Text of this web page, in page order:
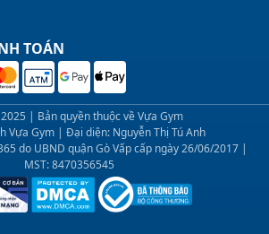
TOÁN
| Bản quyền thuộc về Vựa Gym
Vựa Gym | Đại diện: Nguyễn Thị Tú Anh
do UBND quận Gò Vấp cấp ngày 26/06/2017 |
MST: 8470356545